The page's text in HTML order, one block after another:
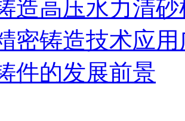
造高压水力清
密铸造技术应
件的发展前景